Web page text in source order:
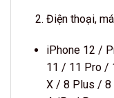
Điện thoại,
iPhone 12 /
11 / 11 Pro /
X / 8 Plus / 8